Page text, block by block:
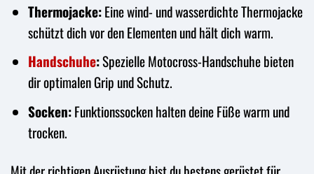
Thermojacke:Eine wind- und wasserdichte Thermojacke
schützt dich vor den Elementen und hält dich warm.
Handschuhe:Spezielle Motocross-Handschuhe bieten
dir optimalen Grip und Schutz.
Socken:Funktionssocken halten deine Füße warm und
trocken.